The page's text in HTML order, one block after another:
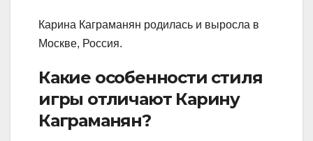
Карина Каграманян родилась и выросла в
Москве, Россия.
Какие особенности стиля
игры отличают Карину
Каграманян?